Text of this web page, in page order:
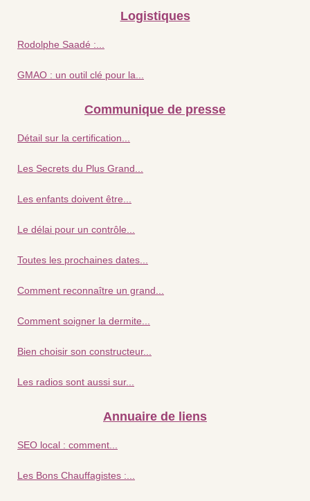
Logistiques
Rodolphe Saadé :...
GMAO : un outil clé pour la...
Communique de presse
Détail sur la certification...
Les Secrets du Plus Grand...
Les enfants doivent être...
Le délai pour un contrôle...
Toutes les prochaines dates...
Comment reconnaître un grand...
Comment soigner la dermite...
Bien choisir son constructeur...
Les radios sont aussi sur...
Annuaire de liens
SEO local : comment...
Les Bons Chauffagistes :...